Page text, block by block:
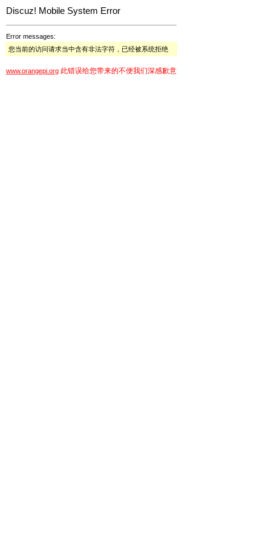
Discuz! Mobile System Error
Error messages:
您当前的访问请求当中含有非法字符，已经被系统拒绝
www.orangepi.org 此错误给您带来的不便我们深感歉意